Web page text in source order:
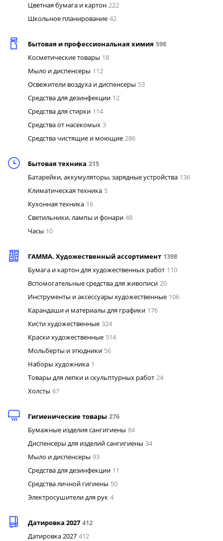
Цветная бумага и картон 222
Школьное планирование 42
Бытовая и профессиональная химия 598
Косметические товары 18
Мыло и диспенсеры 112
Освежители воздуха и диспенсеры 53
Средства для дезинфекции 12
Средства для стирки 114
Средства от насекомых 3
Средства чистящие и моющие 286
Бытовая техника 215
Батарейки, аккумуляторы, зарядные устройства 136
Климатическая техника 5
Кухонная техника 16
Светильники, лампы и фонари 48
Часы 10
ГАММА. Художественный ассортимент 1398
Бумага и картон для художественных работ 110
Вспомогательные средства для живописи 20
Инструменты и аксессуары художественные 106
Карандаши и материалы для графики 176
Кисти художественные 324
Краски художественные 514
Мольберты и этюдники 56
Наборы художника 1
Товары для лепки и скульптурных работ 24
Холсты 67
Гигиенические товары 276
Бумажные изделия сангигиены 84
Диспенсеры для изделий сангигиены 34
Мыло и диспенсеры 93
Средства для дезинфекции 11
Средства личной гигиены 50
Электросушители для рук 4
Датировка 2027 412
Датировка 2027 412